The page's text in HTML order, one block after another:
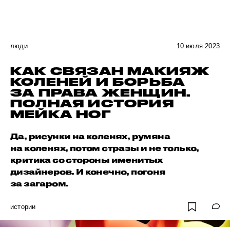
люди 10 июля 2023
КАК СВЯЗАН МАКИЯЖ
КОЛЕНЕЙ И БОРЬБА
ЗА ПРАВА ЖЕНЩИН.
ПОЛНАЯ ИСТОРИЯ
МЕЙКА НОГ
Да, рисунки на коленях, румяна
на коленях, потом стразы и не только,
критика со стороны именитых
дизайнеров. И конечно, погоня
за загаром.
истории